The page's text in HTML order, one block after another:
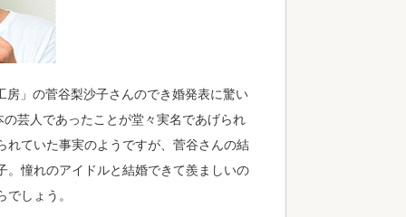
」の菅谷梨沙子さんのでき婚発表に驚い
芸人であったことが堂々実名であげられ
れていた事実のようですが、菅谷さんの結
。憧れのアイドルと結婚できて羨ましいの
しょう。